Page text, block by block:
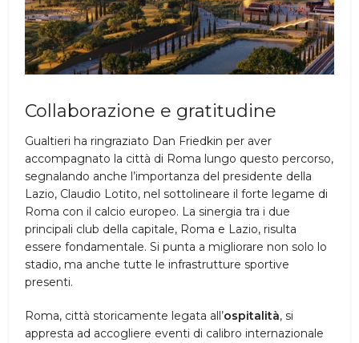
Collaborazione e gratitudine
Gualtieri ha ringraziato Dan Friedkin per aver
accompagnato la città di Roma lungo questo percorso,
segnalando anche l’importanza del presidente della
Lazio, Claudio Lotito, nel sottolineare il forte legame di
Roma con il calcio europeo. La sinergia tra i due
principali club della capitale, Roma e Lazio, risulta
essere fondamentale. Si punta a migliorare non solo lo
stadio, ma anche tutte le infrastrutture sportive
presenti.
Roma, città storicamente legata all’ospitalità, si
appresta ad accogliere eventi di calibro internazionale